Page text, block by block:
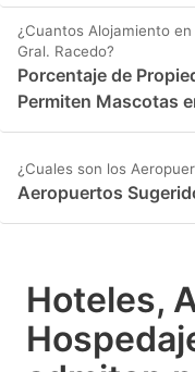
¿Cuantos Alojamiento
Gral. Racedo?
Porcentaje de
Permiten Mascotas
¿Cuales son los
Aeropuertos
Hoteles,